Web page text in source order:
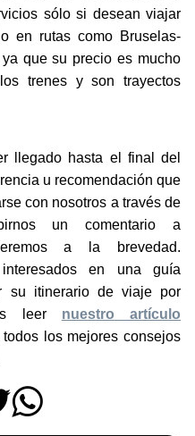
sólo si desean viajar
en rutas como Bruselas-
que su precio es mucho
trenes y son trayectos
llegado hasta el final del
u recomendación que
con nosotros a través de
un comentario a
a la brevedad.
en una guía
su itinerario de viaje por
leer nuestro artículo
los mejores consejos